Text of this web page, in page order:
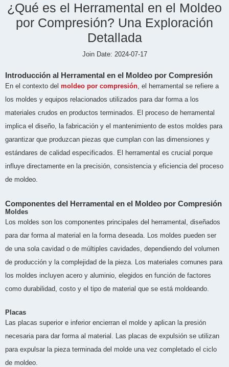
¿Qué es el Herramental en el Moldeo
por Compresión? Una Exploración
Detallada
Join Date: 2024-07-17
Introducción al Herramental en el Moldeo por Compresión
En el contexto del moldeo por compresión, el herramental se refiere a
los moldes y equipos relacionados utilizados para dar forma a los
materiales crudos en productos terminados. El proceso de herramental
implica el diseño, la fabricación y el mantenimiento de estos moldes para
garantizar que produzcan piezas que cumplan con las dimensiones y
estándares de calidad especificados. El herramental es crucial porque
influye directamente en la precisión, consistencia y eficiencia del proceso
de moldeo.
Componentes del Herramental en el Moldeo por Compresión
Moldes
Los moldes son los componentes principales del herramental, diseñados
para dar forma al material en la forma deseada. Los moldes pueden ser
de una sola cavidad o de múltiples cavidades, dependiendo del volumen
de producción y la complejidad de la pieza. Los materiales comunes para
los moldes incluyen acero y aluminio, elegidos en función de factores
como durabilidad, costo y el tipo de material que se está moldeando.
Placas
Las placas superior e inferior encierran el molde y aplican la presión
necesaria para dar forma al material. Las placas de expulsión se utilizan
para expulsar la pieza terminada del molde una vez completado el ciclo
de moldeo.